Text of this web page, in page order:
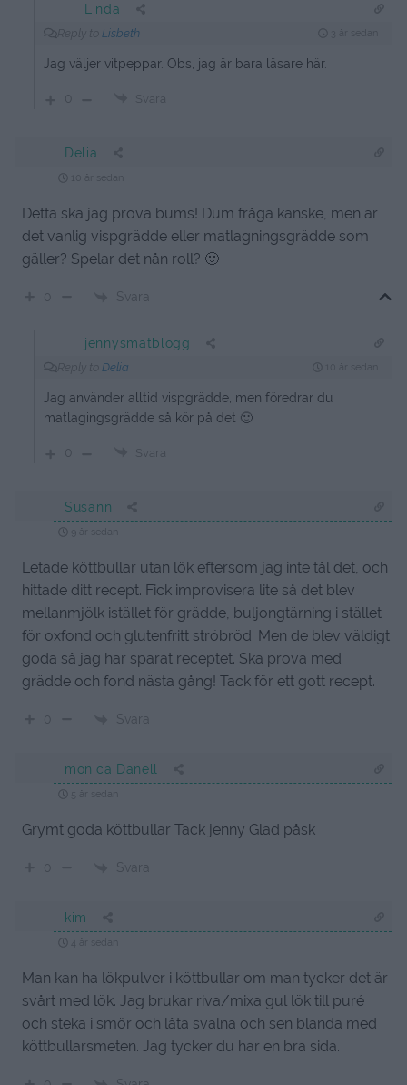
Linda
Lisbeth
Jag väljer vitpeppar. Obs, jag är bara läsare här.
0 Svara
Delia
10 år sedan
Detta ska jag prova bums! Dum fråga kanske, men är
det vanlig vispgrädde eller matlagningsgrädde som
gäller? Spelar det nån roll? 🙂
0 Svara
jennysmatblogg
Delia
Jag använder alltid vispgrädde, men föredrar du
matlagingsgrädde så kör på det 🙂
0 Svara
Susann
Letade köttbullar utan lök eftersom jag inte tål det, och
hittade ditt recept. Fick improvisera lite så det blev
mellanmjölk istället för grädde, buljongtärning i stället
för oxfond och glutenfritt ströbröd. Men de blev väldigt
goda så jag har sparat receptet. Ska prova med
grädde och fond nästa gång! Tack för ett gott recept.
0 Svara
monica Danell
Grymt goda köttbullar Tack jenny Glad påsk
0 Svara
kim
4 år sedan
Man kan ha lökpulver i köttbullar om man tycker det är
svårt med lök. Jag brukar riva/mixa gul lök till puré
och steka i smör och låta svalna och sen blanda med
köttbullarsmeten. Jag tycker du har en bra sida.